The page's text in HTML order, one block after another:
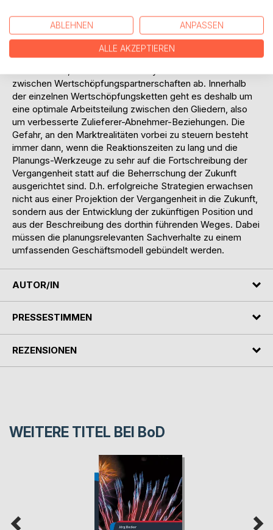
deshalb versuchen sollte, in austauschender
Zusammenarbeit füreinander nützlich zu sein: man lehrt
einander und lernt voneinander. Der Wettbewerb um den
Kunden spielt sich nicht mehr zwischen direkten
zwischen Wertschöpfungspartnerschaften ab. Innerhalb
der einzelnen Wertschöpfungsketten geht es deshalb um
eine optimale Arbeitsteilung zwischen den Gliedern, also
um verbesserte Zulieferer-Abnehmer-Beziehungen. Die
Gefahr, an den Marktrealitäten vorbei zu steuern besteht
immer dann, wenn die Reaktionszeiten zu lang und die
Planungs-Werkzeuge zu sehr auf die Fortschreibung der
Vergangenheit statt auf die Beherrschung der Zukunft
ausgerichtet sind. D.h. erfolgreiche Strategien erwachsen
nicht aus einer Projektion der Vergangenheit in die Zukunft,
sondern aus der Entwicklung der zukünftigen Position und
aus der Beschreibung des dorthin führenden Weges. Dabei
müssen die planungsrelevanten Sachverhalte zu einem
umfassenden Geschäftsmodell gebündelt werden.
AUTOR/IN
PRESSESTIMMEN
REZENSIONEN
WEITERE TITEL BEI BoD
ABLEHNEN ANPASSEN
ALLE AKZEPTIEREN